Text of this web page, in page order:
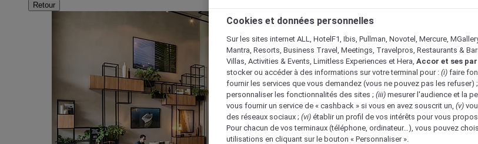
Retour
Cookies et données personnelles
Sur les sites internet ALL, HotelF1, Ibis, Pullman, Novotel, Mercure,
Mantra, Resorts, Business Travel, Meetings, Travelpros, Restaurants &
Villas, Activities & Events, Limitless Experiences et Hera, Accor et ses
stocker ou accéder à des informations sur votre terminal pour : (i) faire
fournir les services que vous demandez (vous ne pouvez pas les refuser) ;
personnaliser les fonctionnalités des sites ; (iii) mesurer l'audience et la
vous fournir un service de « cashback » si vous en avez souscrit un, (v)
des réseaux sociaux ; (vi) établir un profil de vos intérêts pour vous
Pour chacun de vos terminaux (téléphone, ordinateur…), vous pouvez
utilisations en cliquant sur le bouton « Personnaliser ».